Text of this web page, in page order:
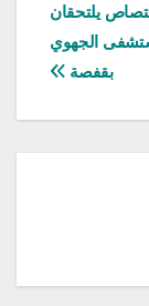
يلتحقان
الجهوي
بقفصة